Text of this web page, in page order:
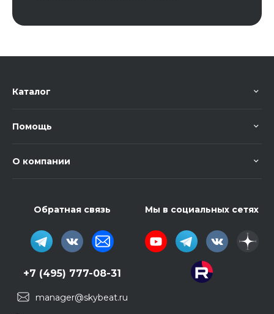
Каталог
Помощь
О компании
Обратная связь
+7 (495) 777-08-31
manager@skybeat.ru
Мы в социальных сетях